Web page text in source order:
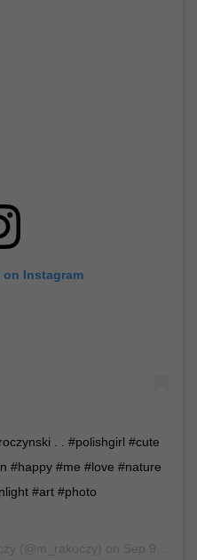
Instagram
. . #polishgirl #cute
#happy #me #love #nature
#art #photo